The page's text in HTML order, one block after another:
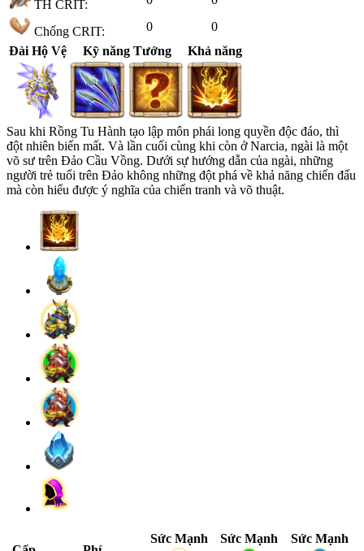
TH CRIT:
Chống CRIT: 0
0
Đài Hộ Vệ
Kỹ năng Tướng Khả năng
Sau khi Rồng Tu Hành tạo lập môn phái long quyền độc đáo, thì
đột nhiên biến mất. Và lần cuối cùng khi còn ở Narcia, ngài là một
võ sư trên Đảo Cầu Vồng. Dưới sự hướng dẫn của ngài, những
người trẻ tuổi trên Đảo không những đột phá về khả năng chiến đấu
mà còn hiểu được ý nghĩa của chiến tranh và võ thuật.
Sức Mạnh Sức Mạnh Sức Mạnh